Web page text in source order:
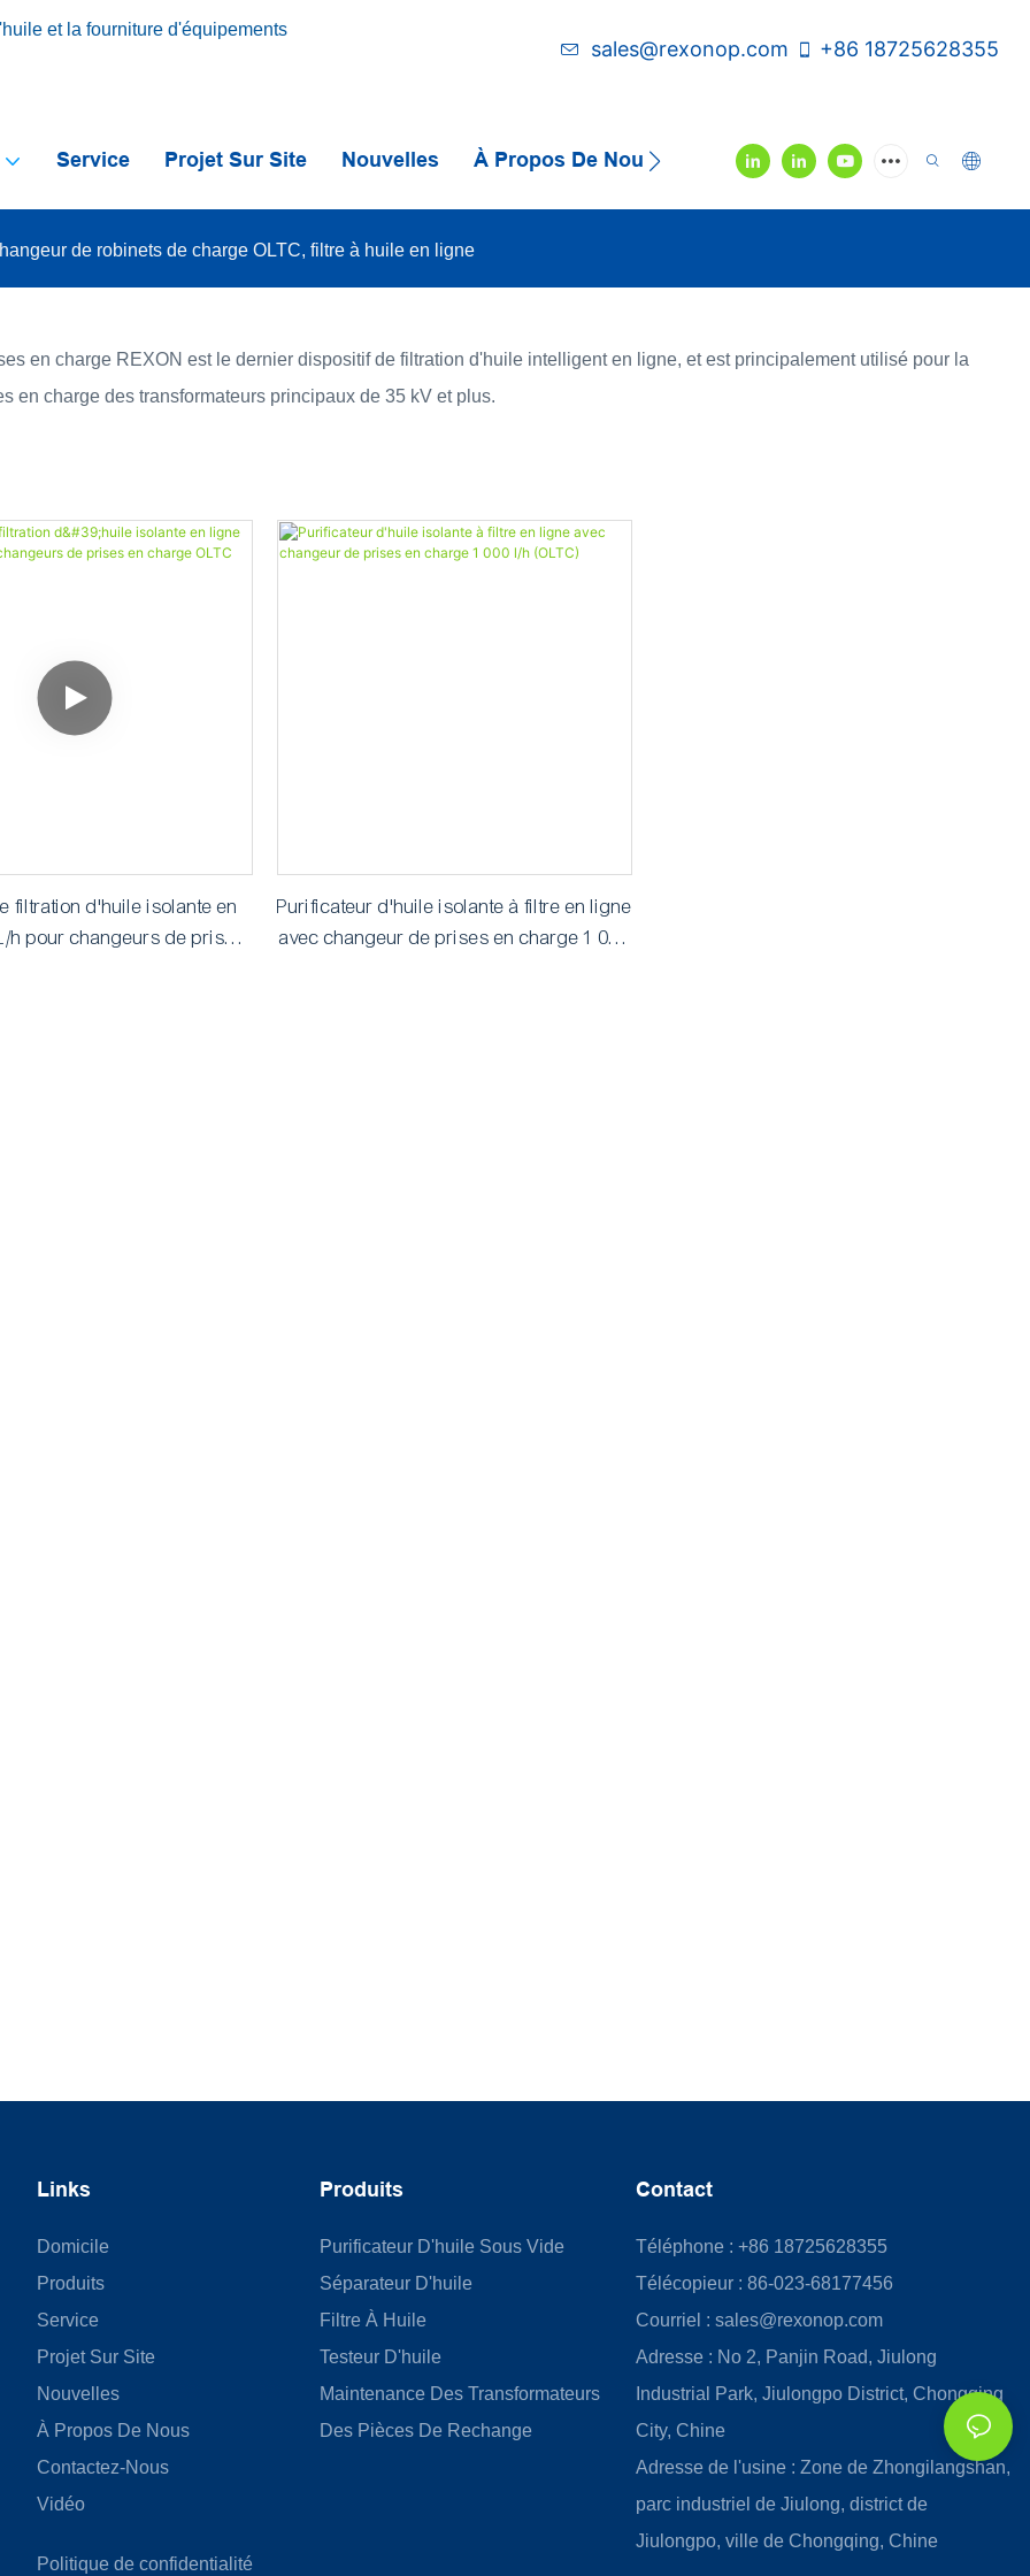
et la fourniture d'équipements
sales@rexonop.com +86 18725628355
Service Projet Sur Site Nouvelles À Propos De Nous Contactez-Nous Vidéo
de robinets de charge OLTC, filtre à huile en ligne
en charge REXON est le dernier dispositif de filtration d'huile intelligent en ligne, et est principalement utilisé pour la
en charge des transformateurs principaux de 35 kV et plus.
filtration d'huile isolante en
h pour changeurs de prises
Purificateur d'huile isolante à filtre en ligne
avec changeur de prises en charge 1 000
Links
Domicile
Produits
Service
Projet Sur Site
Nouvelles
À Propos De Nous
Contactez-Nous
Vidéo
Politique de confidentialité
Produits
Purificateur D'huile Sous Vide
Séparateur D'huile
Filtre À Huile
Testeur D'huile
Maintenance Des Transformateurs
Des Pièces De Rechange
Contact
Téléphone : +86 18725628355
Télécopieur : 86-023-68177456
Courriel : sales@rexonop.com
Adresse : No 2, Panjin Road, Jiulong
Industrial Park, Jiulongpo District, Chongqing
City, Chine
Adresse de l'usine : Zone de Zhongilangshan,
parc industriel de Jiulong, district de
Jiulongpo, ville de Chongqing, Chine